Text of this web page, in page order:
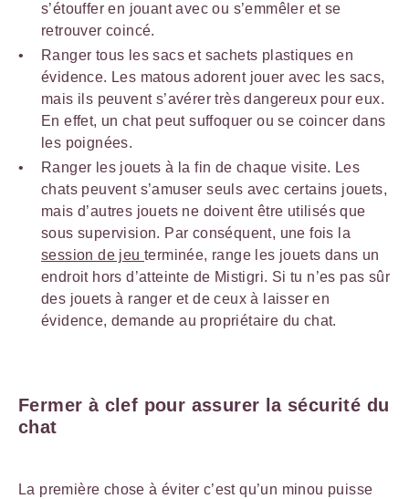
s’étouffer en jouant avec ou s’emmêler et se
retrouver coincé.
Ranger tous les sacs et sachets plastiques en
évidence. Les matous adorent jouer avec les sacs,
mais ils peuvent s’avérer très dangereux pour eux.
En effet, un chat peut suffoquer ou se coincer dans
les poignées.
Ranger les jouets à la fin de chaque visite. Les
chats peuvent s’amuser seuls avec certains jouets,
mais d’autres jouets ne doivent être utilisés que
sous supervision. Par conséquent, une fois la
session de jeuterminée, range les jouets dans un
endroit hors d’atteinte de Mistigri. Si tu n’es pas sûr
des jouets à ranger et de ceux à laisser en
évidence, demande au propriétaire du chat.
Fermer à clef pour assurer la sécurité du
chat
La première chose à éviter c’est qu’un minou puisse